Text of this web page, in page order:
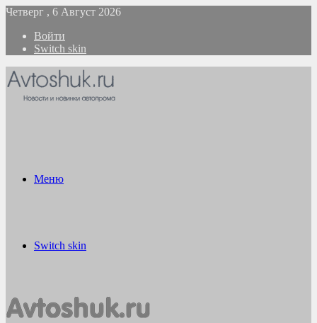
Четверг , 6 Август 2026
Войти
Switch skin
Меню
Switch skin